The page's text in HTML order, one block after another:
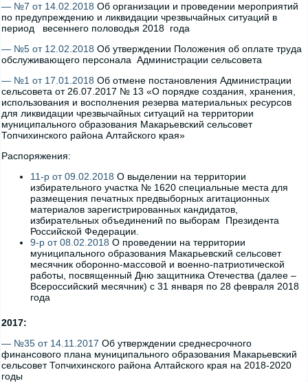
— №7 от 14.02.2018 Об организации и проведении мероприятий
по предупреждению и ликвидации чрезвычайных ситуаций в
период весеннего половодья 2018 года
— №5 от 12.02.2018 Об утверждении Положения об оплате труда
обслуживающего персонала Администрации сельсовета
— №1 от 17.01.2018 Об отмене постановления Администрации
сельсовета от 26.07.2017 № 13 «О порядке создания, хранения,
использования и восполнения резерва материальных ресурсов
для ликвидации чрезвычайных ситуаций на территории
муниципального образования Макарьевский сельсовет
Топчихинского района Алтайского края»
Распоряжения:
11-р от 09.02.2018 О выделении на территории
избирательного участка № 1620 специальные места для
размещения печатных предвыборных агитационных
материалов зарегистрированных кандидатов,
избирательных объединений по выборам Президента
Российской Федерации.
9-р от 08.02.2018 О проведении на территории
муниципального образования Макарьевский сельсовет
месячник оборонно-массовой и военно-патриотической
работы, посвященный Дню защитника Отечества (далее –
Всероссийский месячник) с 31 января по 28 февраля 2018
года
2017:
— №35 от 14.11.2017 Об утверждении среднесрочного
финансового плана муниципального образования Макарьевский
сельсовет Топчихинского района Алтайского края на 2018-2020
годы